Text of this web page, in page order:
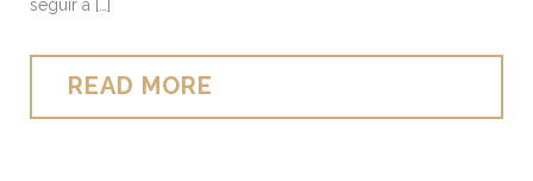
seguir à […]
READ MORE